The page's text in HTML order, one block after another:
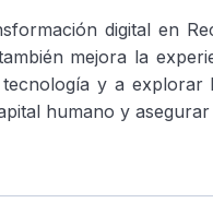
digital en
mejora la
y a
humano y